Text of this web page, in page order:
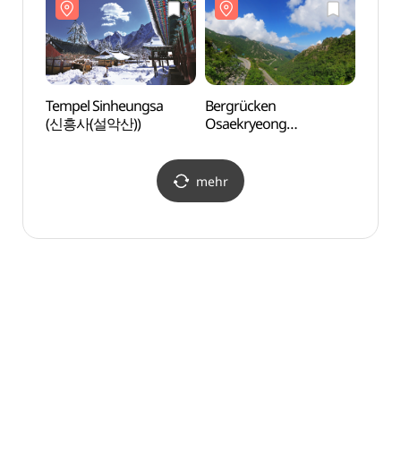
Tempel Sinheungsa
(신흥사(설악산))
Bergrücken
Osaekryeong
(한계령))
mehr